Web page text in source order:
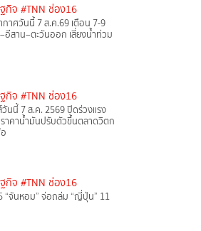
กิจ #TNN ช่อง16
าศวันนี้ 7 ส.ค.69 เตือน 7-9
อีสาน–ตะวันออก เสี่ยงน้ำท่วม
กิจ #TNN ช่อง16
วันนี้ 7 ส.ค. 2569 ปิดร่วงแรง
าคาน้ำมันปรับตัวขึ้นตลาดวิตก
กิจ #TNN ช่อง16
“จันหอม” จ่อถล่ม “ญี่ปุ่น” 11